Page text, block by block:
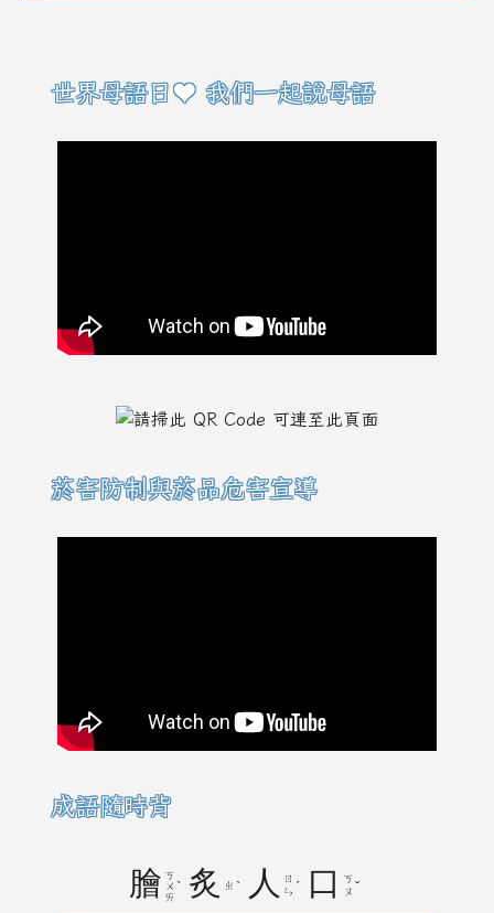
右邊區域內容
世界母語日♥ 我們一起說母語
菸害防制與菸品危害宣導
成語隨時背
膾 ㄎ
ㄨ
ㄞ
ˋ 炙 ㄓ ˋ 人
ㄖ
ㄣ ˊ 口
ㄎ
ㄡ ˇ